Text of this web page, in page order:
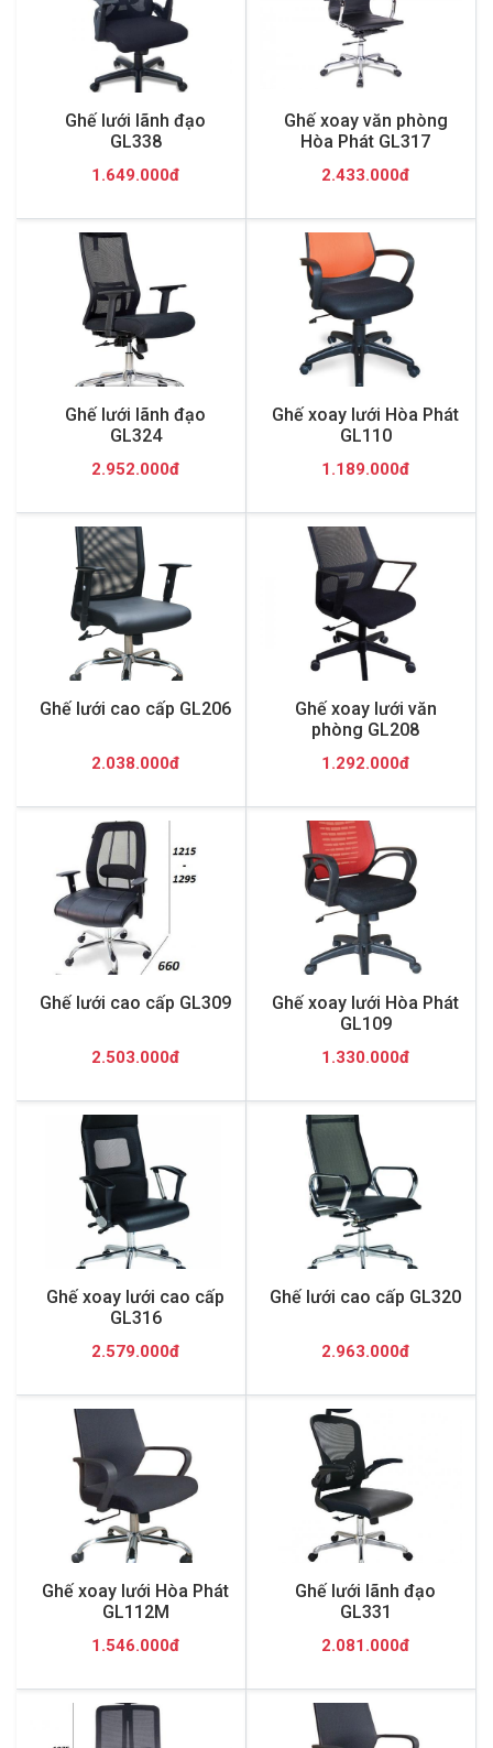
Ghế lưới lãnh đạo
GL338
1.649.000đ
Ghế xoay văn phòng
Hòa Phát GL317
2.433.000đ
Ghế lưới lãnh đạo
GL324
2.952.000đ
Ghế xoay lưới Hòa Phát
GL110
1.189.000đ
Ghế lưới cao cấp GL206
2.038.000đ
Ghế xoay lưới văn
phòng GL208
1.292.000đ
Ghế lưới cao cấp GL309
2.503.000đ
Ghế xoay lưới Hòa Phát
GL109
1.330.000đ
Ghế xoay lưới cao cấp
GL316
2.579.000đ
Ghế lưới cao cấp GL320
2.963.000đ
Ghế xoay lưới Hòa Phát
GL112M
1.546.000đ
Ghế lưới lãnh đạo
GL331
2.081.000đ